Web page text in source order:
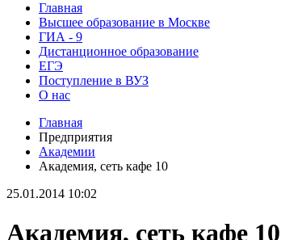
Главная
Высшее образование в Москве
ГИА - 9
Дистанционное образование
ЕГЭ
Поступление в ВУЗ
О нас
Главная
Предприятия
Академии
Академия, сеть кафе 10
25.01.2014 10:02
Академия, сеть кафе 10